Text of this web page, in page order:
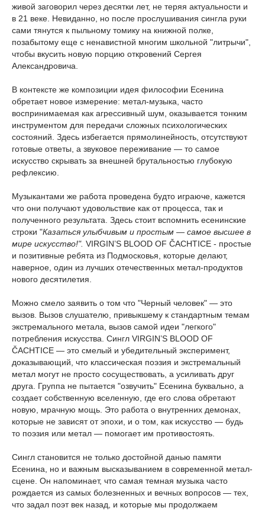
живой заговорил через десятки лет, не теряя актуальности и
в 21 веке. Невиданно, но после прослушивания сингла руки
сами тянутся к пыльному томику на книжной полке,
позабытому еще с ненавистной многим школьной "литрычи",
чтобы вкусить новую порцию откровений Сергея
Александровича.
В контексте же композиции идея философии Есенина
обретает новое измерение: метал-музыка, часто
воспринимаемая как агрессивный шум, оказывается тонким
инструментом для передачи сложных психологических
состояний. Здесь избегается прямолинейность, отсутствуют
готовые ответы, а звуковое переживание — то самое
искусство скрывать за внешней брутальностью глубокую
рефлексию.
Музыкантами же работа проведена будто играюче, кажется
что они получают удовольствие как от процесса, так и
полученного результата. Здесь стоит вспомнить есенинские
строки "Казаться улыбчивым и простым — самое высшее в
мире искусство!". VIRGIN’S BLOOD OF ČACHTICE - простые
и позитивные ребята из Подмосковья, которые делают,
наверное, один из лучших отечественных метал-продуктов
нового десятилетия.
Можно смело заявить о том что "Черный человек" — это
вызов. Вызов слушателю, привыкшему к стандартным темам
экстремального метала, вызов самой идеи "легкого"
потребления искусства. Сингл VIRGIN’S BLOOD OF
ČACHTICE — это смелый и убедительный эксперимент,
доказывающий, что классическая поэзия и экстремальный
метал могут не просто сосуществовать, а усиливать друг
друга. Группа не пытается "озвучить" Есенина буквально, а
создает собственную вселенную, где его слова обретают
новую, мрачную мощь. Это работа о внутренних демонах,
которые не зависят от эпохи, и о том, как искусство — будь
то поэзия или метал — помогает им противостоять.
Сингл становится не только достойной данью памяти
Есенина, но и важным высказыванием в современной метал-
сцене. Он напоминает, что самая темная музыка часто
рождается из самых болезненных и вечных вопросов — тех,
что задал поэт век назад, и которые мы продолжаем